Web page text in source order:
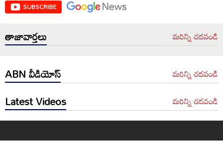
SUBSCRIBE
తాజావార్తలు మరిన్ని చదవండి
ABN వీడియోస్ మరిన్ని చదవండి
Latest Videos మరిన్ని చదవండి